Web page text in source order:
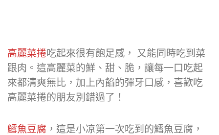
高麗菜捲吃起來很有飽足感， 又能同時吃到菜
跟肉。這高麗菜的鮮、甜、脆，讓每一口吃起
來都清爽無比，加上內餡的彈牙口感，喜歡吃
高麗菜捲的朋友別錯過了！
鱈魚豆腐 ，這是小凉第一次吃到的鱈魚豆腐，